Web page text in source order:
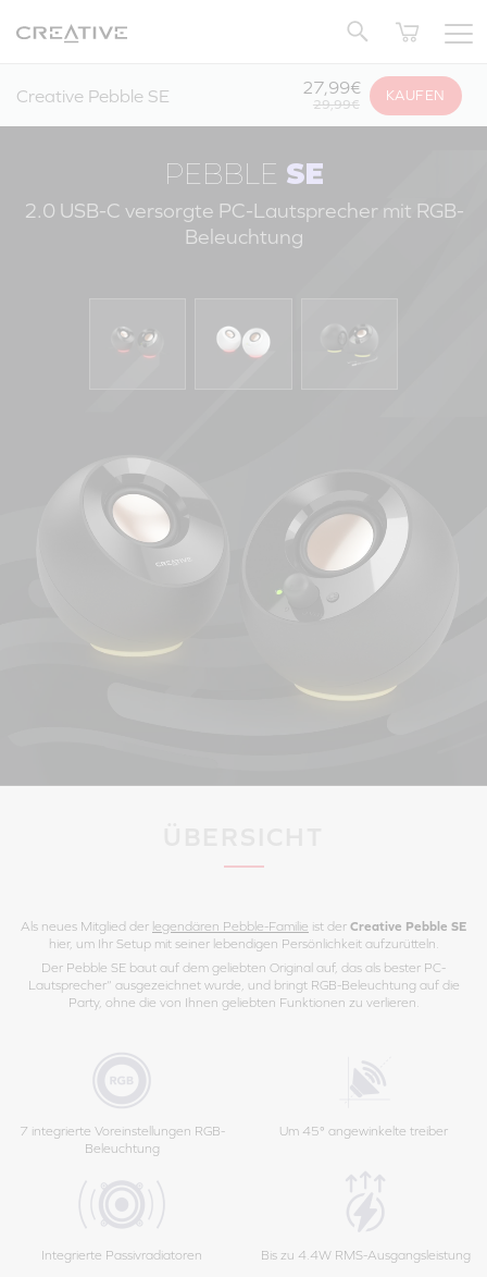
Creative Pebble SE 29,99€
27,99€ KAUFEN
Zurück zum Seitenanfang
PEBBLE SE
2.0 USB-C versorgte PC-Lautsprecher mit RGB-
Beleuchtung
Als neues Mitglied der legendären Pebble-Familie ist der Creative Pebble SE
hier, um Ihr Setup mit seiner lebendigen Persönlichkeit aufzurütteln.
Der Pebble SE baut auf dem geliebten Original auf, das als bester PC-
Lautsprecher“ ausgezeichnet wurde, und bringt RGB-Beleuchtung auf die
Party, ohne die von Ihnen geliebten Funktionen zu verlieren.
7 integrierte Voreinstellungen RGB-
Beleuchtung
Um 45° angewinkelte treiber
Integrierte Passivradiatoren Bis zu 4.4W RMS-Ausgangsleistung